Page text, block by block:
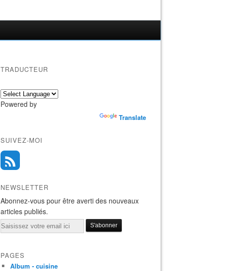
TRADUCTEUR
Powered by
Translate
SUIVEZ-MOI
NEWSLETTER
Abonnez-vous pour être averti des nouveaux
articles publiés.
Email
PAGES
Album - cuisine